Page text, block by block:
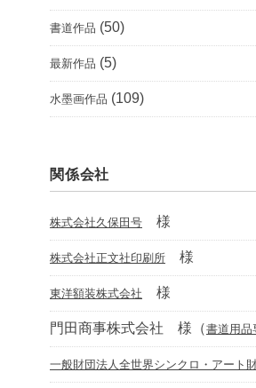
書道作品 (50)
最新作品 (5)
水墨画作品 (109)
関係会社
株式会社久保田号 様
株式会社正文社印刷所 様
東洋額装株式会社 様
門田商事株式会社 様（書道用品
一般財団法人全世界シンクロ・アート